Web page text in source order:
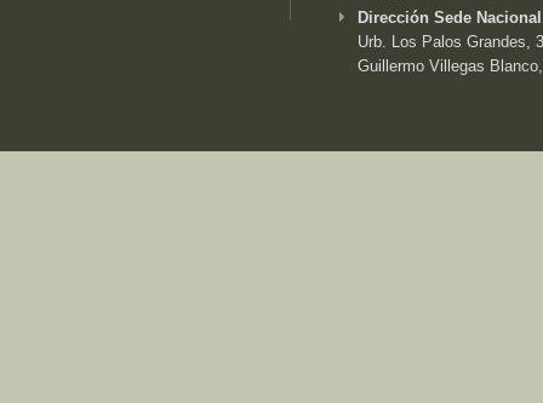
Dirección Sede
Urb. Los Palos Grandes,
Guillermo Villegas